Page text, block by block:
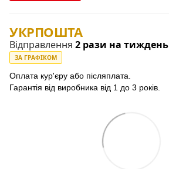
УКРПОШТА
Відправлення 2 рази на тиждень
ЗА ГРАФІКОМ
Оплата кур'єру або післяплата.
Гарантія від виробника від 1 до 3 років.